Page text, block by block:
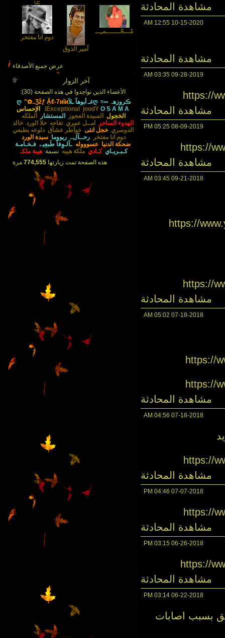
مشاهدة المحادثة
10-15-2020
12:55 AM
مشاهدة المحادثة
09-28-2019
03:35 AM
https://
مشاهدة المحادثة
08-09-2019
05:25 PM
https://
مشاهدة المحادثة
09-21-2018
03:45 AM
https://
https://
مشاهدة المحادثة
07-18-2018
05:02 AM
https://
https://
مشاهدة المحادثة
07-18-2018
04:56 AM
https://
مشاهدة المحادثة
07-07-2018
04:46 PM
https://
مشاهدة المحادثة
06-26-2018
03:15 PM
https://
مشاهدة المحادثة
06-22-2018
03:14 PM
2014 تاهل للملحق بسبب اصابات
卐
مٌـــحًـــــــمـِــــدَ
آمير الذوق
دوم انا مفتخر
عرض جميع الأصدقاء
آخر الزوار
الأعضاء الذين تواجدوا في هذه الصفحة (30):
ڪروزهہ ••≈ ღغـ أبوهآ ـلآღ
"✿..Ʒẑƒ Ặℓ-7иĩи
iExceptional
joodY O S A M A
الإحساس
الخجول
السيدة العجوز المستشار
الملكه
الهدوء الساحر
امــل عمري تفاحه حلا الورد خالد
الدوسري خجل انثى خوآطر عشآق دلوعه بطبعي
دوم انا مفتخر
رحــآل.. ريووما سيدة الورد
ضحكة الدنيا عسوووله ـآلـوِفآ طَبعِيے فـخـامـة
كـبـريـاي كـادي ملكة هيبه نسمة هيبة ملكـ
هذه الصفحة تمت زيارتها 774,555 مرة